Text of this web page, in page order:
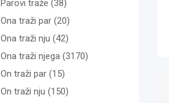
Parovi traže (38)
Ona traži par (20)
Ona traži nju (42)
Ona traži njega (3170)
On traži par (15)
On traži nju (150)